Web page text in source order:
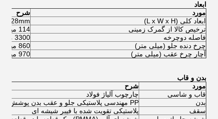
ابعاد
مورد
شرح
ابعاد کلی (L x W x H)
ترخیص کالا از گمرک زمینی
114 میلیمتر
فاصله دوچرخه
3300 میلیمتر
چرخ دنده جلو (میلی متر)
860 میلیمتر
آچار چرخ عقب (میلی متر)
970 میلیمتر
بدن و قاب
مورد
شرح
قاب و شاسی
چارچوب آلیاژ فولاد
بدن
PP مهندسی پلاستیکی جلو و عقب بدن پوشش، تزریق شده است
سقف
پلاستیکی تقویت شده با فیبر شیشه ای